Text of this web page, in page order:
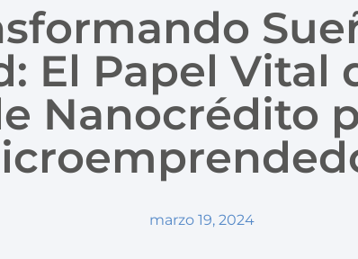
El Papel Vital
Nanocrédito
marzo 19, 2024